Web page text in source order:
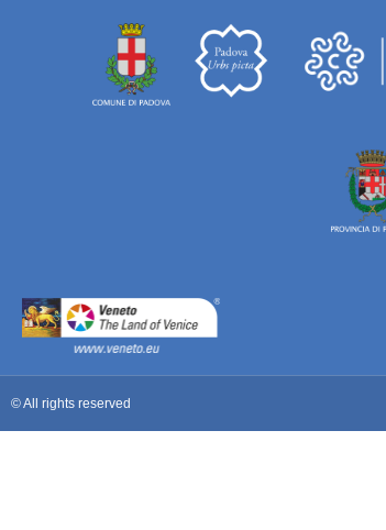
© All rights reserved